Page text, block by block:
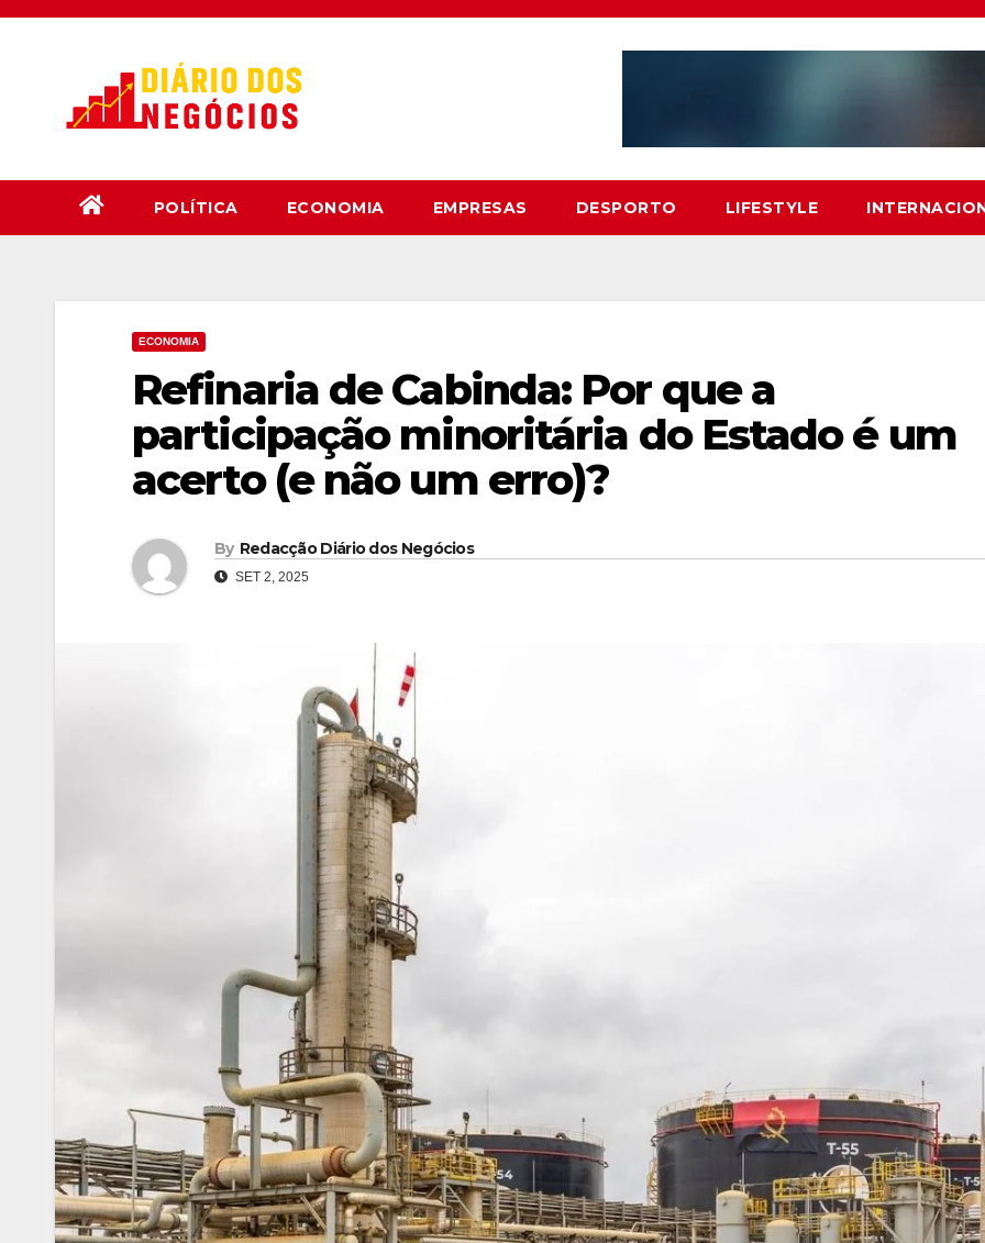
Skip
POLÍTICA ECONOMIA EMPRESAS DESPORTO LIFESTYLE
ECONOMIA
Refinaria de Cabinda: Por que a
participação minoritária do Estado é um
acerto (e não um erro)?
By Redacção Diário dos Negócios
SET 2, 2025